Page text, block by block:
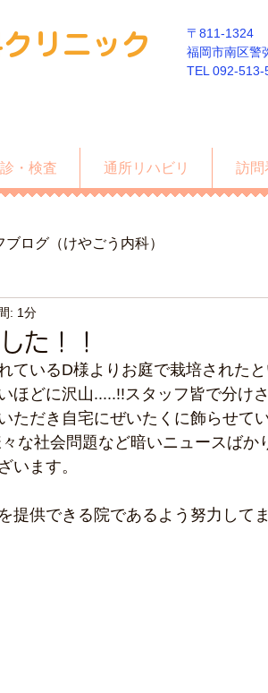
リニック
〒811-1324
福岡市南区警
​TEL 092-513-
・検査 通所リハビリ 訪問
ブログ（けやごう内科）
た！！
: 1分
ているD様よりお庭で栽培された
ほどに沢山.....!!スタッフ皆で分け
ただき自宅にぜいたくに飾らせて
な社会問題など暗いニュースばか
います。
提供できる院であるよう努力して